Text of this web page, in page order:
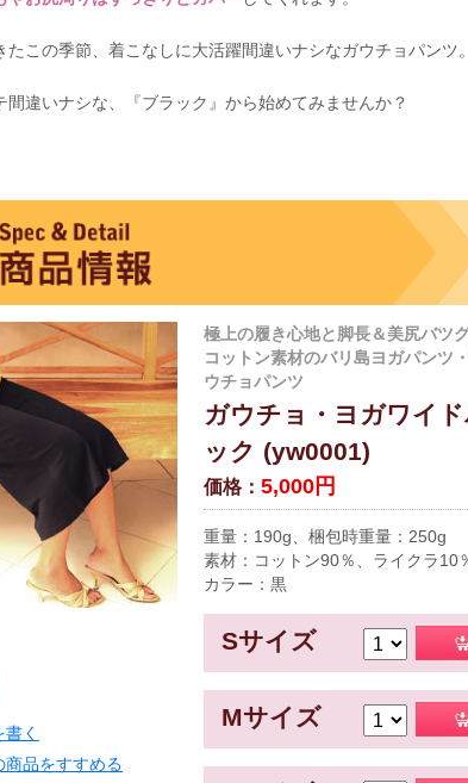
たこの季節、着こなしに大活躍間違いナシなガウチョパンツ。
間違いナシな、『ブラック』から始めてみませんか？
極上の履き心地と脚長＆美尻バツ
コットン素材のバリ島ヨガパンツ
ウチョパンツ
ガウチョ・ヨガワイ
ック (yw0001)
価格：5,000円
重量：190g、梱包時重量：250g
素材：コットン90％、ライクラ10
カラー：黒
Sサイズ
Mサイズ
く
商品をすすめる